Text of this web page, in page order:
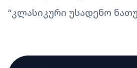
“კლასიკური უსადენო